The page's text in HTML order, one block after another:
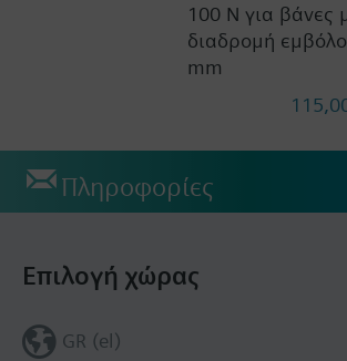
100 N για βάνες
διαδρομή
mm
Πληροφορίες
Επιλογή χώρας
GR (el)